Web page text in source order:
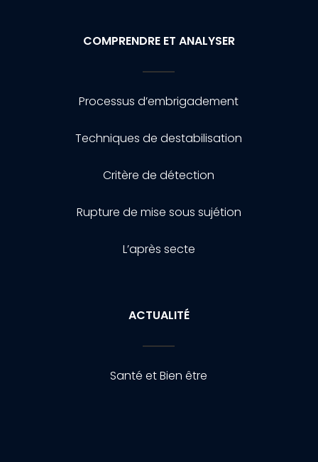
COMPRENDRE ET ANALYSER
Processus d’embrigadement
Techniques de destabilisation
Critère de détection
Rupture de mise sous sujétion
L’après secte
ACTUALITÉ
Santé et Bien être